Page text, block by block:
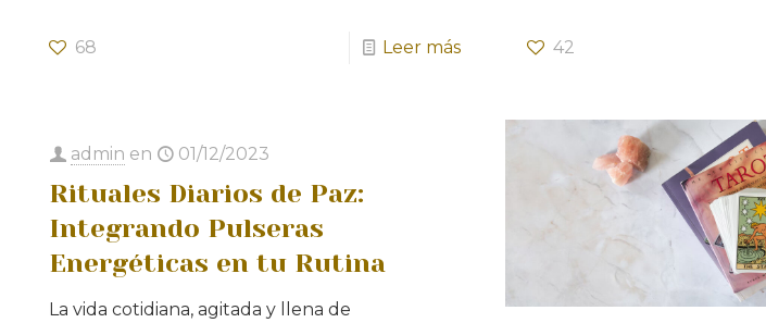
68 Leer más 42
admin en 01/12/2023
Rituales Diarios de Paz:
Integrando Pulseras
Energéticas en tu Rutina
La vida cotidiana, agitada y llena de